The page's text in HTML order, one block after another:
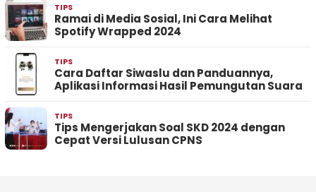
TIPS
Ramai di Media Sosial, Ini Cara Melihat
Spotify Wrapped 2024
TIPS
Cara Daftar Siwaslu dan Panduannya,
Aplikasi Informasi Hasil Pemungutan Suara
TIPS
Tips Mengerjakan Soal SKD 2024 dengan
Cepat Versi Lulusan CPNS